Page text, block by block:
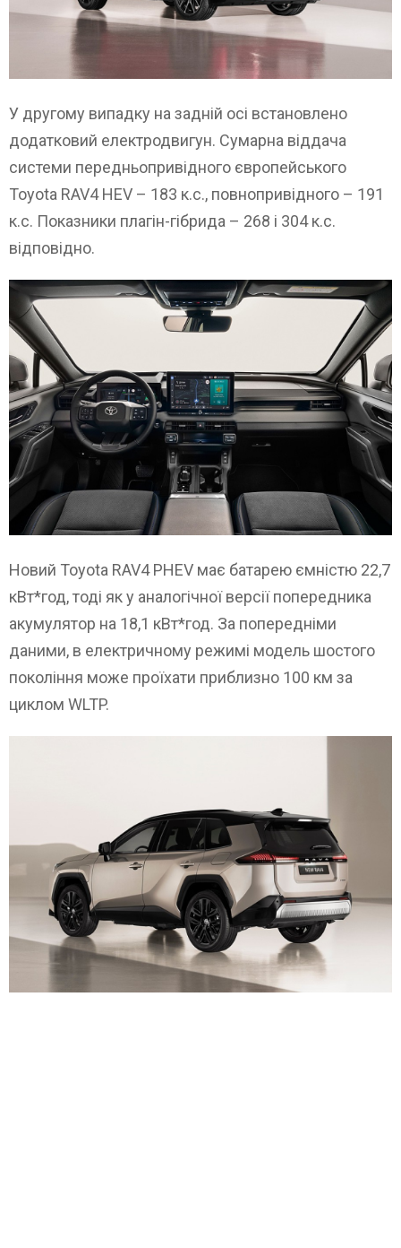
У другому випадку на задній осі встановлено
додатковий електродвигун. Сумарна віддача
системи передньопривідного європейського
Toyota RAV4 HEV – 183 к.с., повнопривідного – 191
к.с. Показники плагін-гібрида – 268 і 304 к.с.
відповідно.
Новий Toyota RAV4 PHEV має батарею ємністю 22,7
кВт*год, тоді як у аналогічної версії попередника
акумулятор на 18,1 кВт*год. За попередніми
даними, в електричному режимі модель шостого
покоління може проїхати приблизно 100 км за
циклом WLTP.